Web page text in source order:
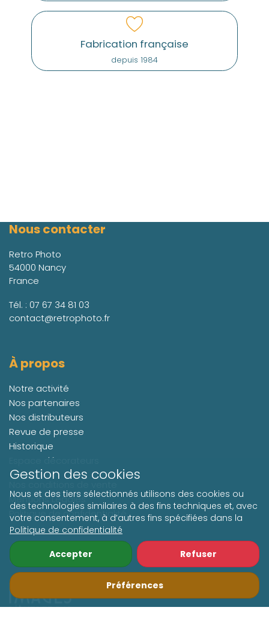
Gestion des cookies
Nous et des tiers sélectionnés utilisons des cookies ou
des technologies similaires à des fins techniques et, avec
votre consentement, à d’autres fins spécifiées dans la
Politique de confidentialité
Accepter
Refuser
Préférences
Fabrication française
depuis 1984
Nous contacter
Retro Photo
54000 Nancy
France
Tél. : 07 67 34 81 03
contact@retrophoto.fr
À propos
Notre activité
Nos partenaires
Nos distributeurs
Revue de presse
Historique
Espace décorateurs
Mentions Légales
Politique de confidentialité
Suivez-nous